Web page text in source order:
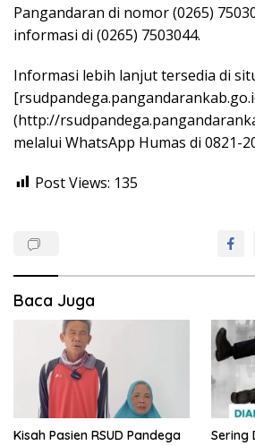
Pangandaran di nomor (0265)
informasi di (0265) 7503044.
Informasi lebih lanjut tersedia di
(http://
melalui WhatsApp Humas di 0821-
Post Views: 135
Baca Juga
Kisah Pasien RSUD Pandega
Sering